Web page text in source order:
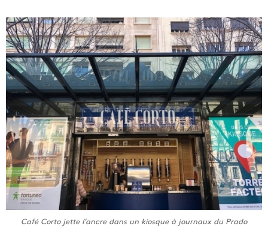
Café Corto jette l’ancre dans un kiosque à journaux du Prado